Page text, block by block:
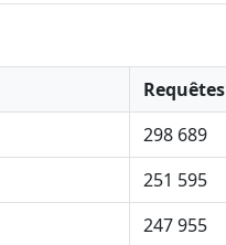
Requêtes
298 689
251 595
247 955